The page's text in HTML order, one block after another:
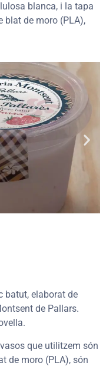
blanca, i la tapa
blat de moro (PLA),
batut, elaborat de
de Pallars.
que utilitzem són
de moro (PLA), són